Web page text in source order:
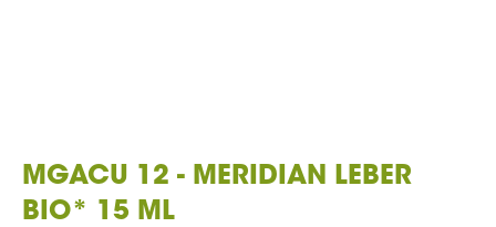
MGACU 12 - MERIDIAN LEBER
BIO* 15 ML